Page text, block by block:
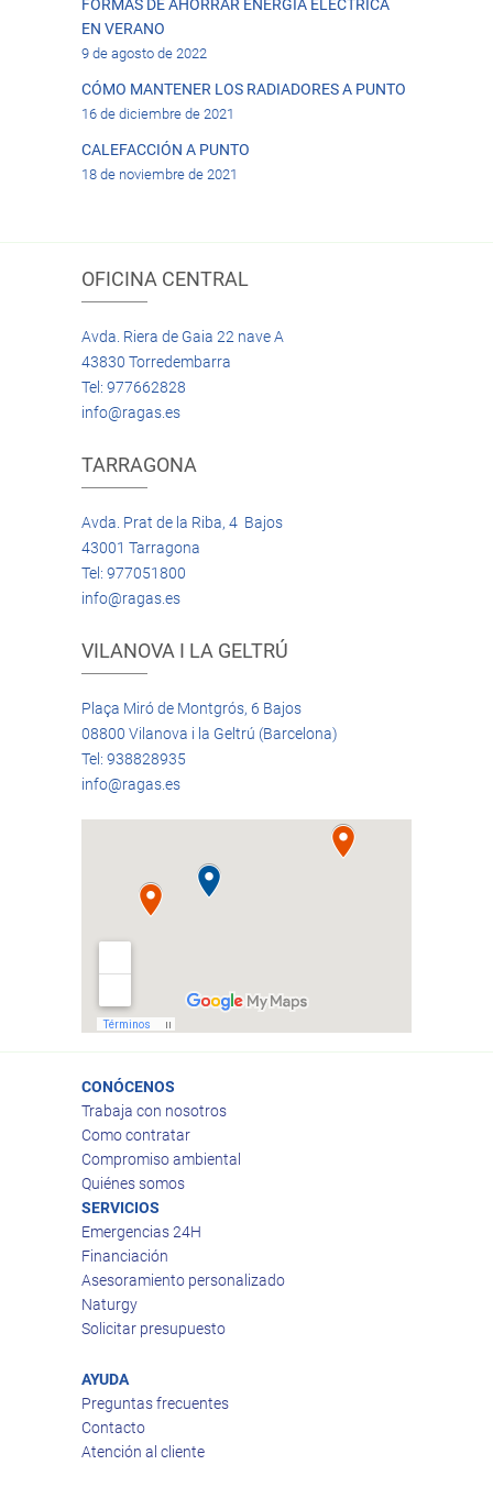
FORMAS DE AHORRAR ENERGÍA ELÉCTRICA
EN VERANO
9 de agosto de 2022
CÓMO MANTENER LOS RADIADORES A PUNTO
16 de diciembre de 2021
CALEFACCIÓN A PUNTO
18 de noviembre de 2021
OFICINA CENTRAL
Avda. Riera de Gaia 22 nave A
43830 Torredembarra
Tel: 977662828
info@ragas.es
TARRAGONA
Avda. Prat de la Riba, 4 Bajos
43001 Tarragona
Tel: 977051800
info@ragas.es
VILANOVA I LA GELTRÚ
Plaça Miró de Montgrós, 6 Bajos
08800 Vilanova i la Geltrú (Barcelona)
Tel: 938828935
info@ragas.es
CONÓCENOS
Trabaja con nosotros
Como contratar
Compromiso ambiental
Quiénes somos
SERVICIOS
Emergencias 24H
Financiación
Asesoramiento personalizado
Naturgy
Solicitar presupuesto
AYUDA
Preguntas frecuentes
Contacto
Atención al cliente